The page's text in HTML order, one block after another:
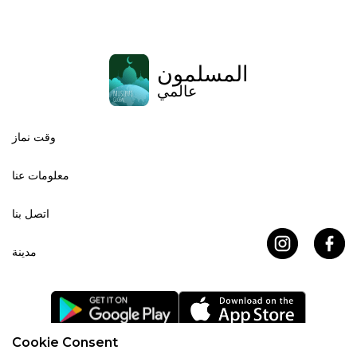
Cookie Consent
المسلمون
عالمي
وقت نماز
معلومات عنا
اتصل بنا
مدينة